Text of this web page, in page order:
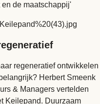
de maatschappij'
regeneratief ontwikkelen
Herbert Smeenk
& Managers vertelden
Keilepand. Duurzaam